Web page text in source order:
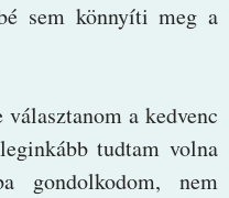
sem könnyíti meg a
a kedvenc
tudtam volna
gondolkodom, nem